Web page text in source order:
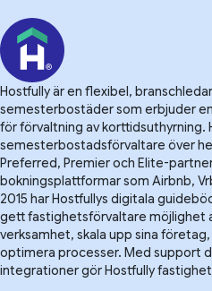
Hostfully är en flexibel,
semesterbostäder som erbjuder
för förvaltning av korttidsuthyrning.
semesterbostadsförvaltare över
Preferred, Premier och Elite-
bokningsplattformar som Airbnb,
2015 har Hostfullys digitala
gett fastighetsförvaltare möjlighet
verksamhet, skala upp sina
optimera processer. Med support
integrationer gör Hostfully